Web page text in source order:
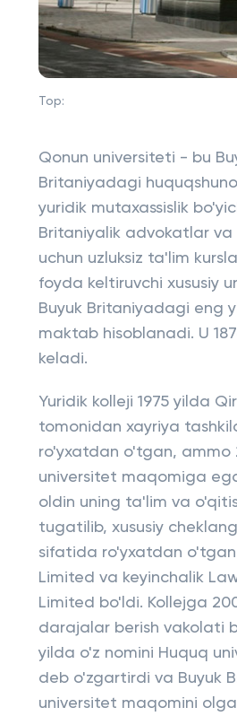
Top:
Qonun universiteti - bu
Britaniyadagi
yuridik mutaxassislik
Britaniyalik advokatlar
uchun uzluksiz ta'lim
foyda keltiruvchi xususiy
Buyuk Britaniyadagi eng
maktab hisoblanadi. U
keladi.
Yuridik kolleji 1975 yilda
tomonidan xayriya
ro'yxatdan o'tgan, ammo
universitet maqomiga
oldin uning ta'lim va
tugatilib, xususiy
sifatida ro'yxatdan
Limited va keyinchalik
Limited bo'ldi. Kollejga
darajalar berish vakolati
yilda o'z nomini Huquq
deb o'zgartirdi va Buyuk
universitet maqomini